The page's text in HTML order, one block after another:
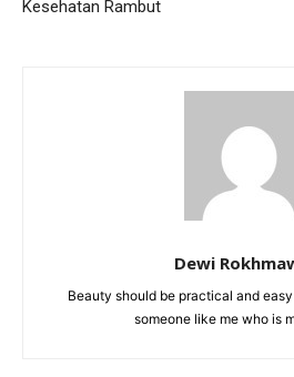
Kesehatan Rambut
Dewi
Beauty should be practical and
someone like me who is